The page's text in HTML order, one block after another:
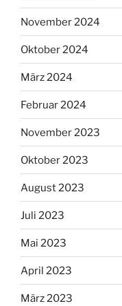
November 2024
Oktober 2024
März 2024
Februar 2024
November 2023
Oktober 2023
August 2023
Juli 2023
Mai 2023
April 2023
März 2023